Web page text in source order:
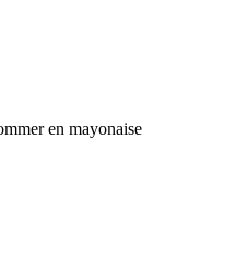
en mayonaise